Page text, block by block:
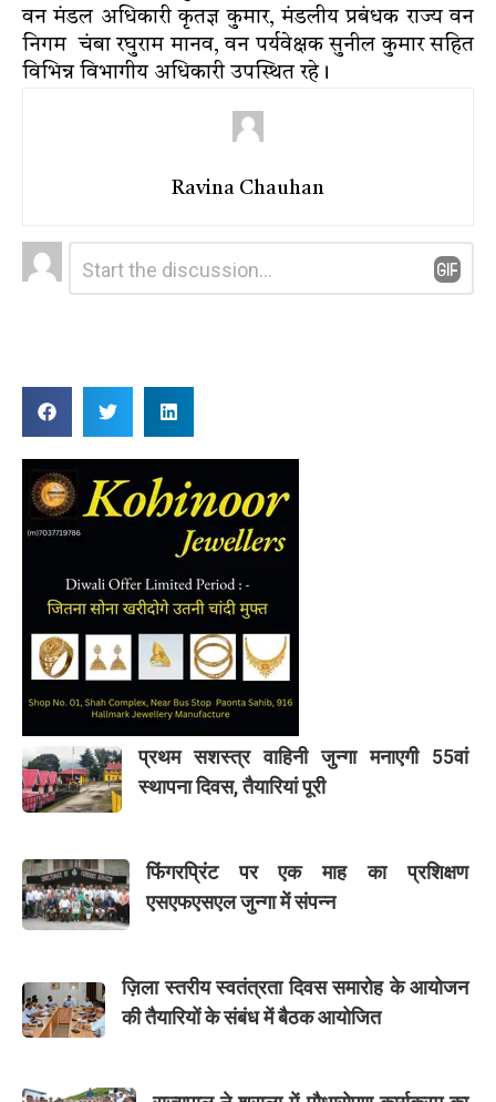
वन मंडल अधिकारी कृतज्ञ कुमार, मंडलीय प्रबंधक राज्य वन
निगम चंबा रघुराम मानव, वन पर्यवेक्षक सुनील कुमार सहित
विभिन्न विभागीय अधिकारी उपस्थित रहे।
Ravina Chauhan
Leave
a
Comment
प्रथम सशस्त्र वाहिनी जुन्गा मनाएगी 55वां
स्थापना दिवस, तैयारियां पूरी
फिंगरप्रिंट पर एक माह का प्रशिक्षण
एसएफएसएल जुन्गा में संपन्न
ज़िला स्तरीय स्वतंत्रता दिवस समारोह के आयोजन
की तैयारियों के संबंध में बैठक आयोजित